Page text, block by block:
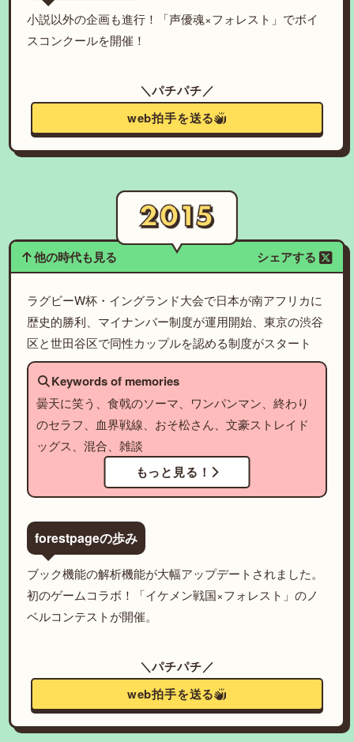
小説以外の企画も進行！「声優魂×フォレスト」でボイ
スコンクールを開催！
＼パチパチ／
web拍手を送る
他の時代も見る シェアする
ラグビーW杯・イングランド大会で日本が南アフリカに
歴史的勝利、マイナンバー制度が運用開始、東京の渋谷
区と世田谷区で同性カップルを認める制度がスタート
Keywords of memories
曇天に笑う、食戟のソーマ、ワンパンマン、終わり
のセラフ、血界戦線、おそ松さん、文豪ストレイド
ッグス、混合、雑談
もっと見る！
forestpageの歩み
ブック機能の解析機能が大幅アップデートされました。
初のゲームコラボ！「イケメン戦国×フォレスト」のノ
ベルコンテストが開催。
＼パチパチ／
web拍手を送る